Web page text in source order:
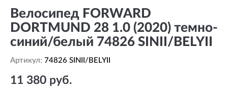
Велосипед FORWARD
DORTMUND 28 1.0 (2020) темно-
синий/белый 74826 SINII/BELYII
Артикул: 74826 SINII/BELYII
11 380 руб.